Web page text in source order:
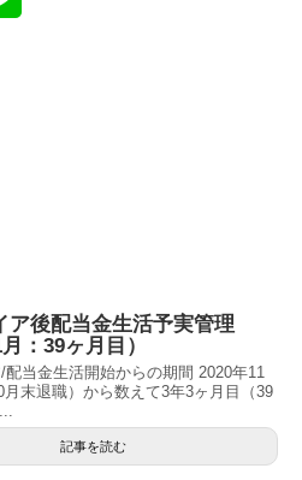
ア後配当金生活予実管理
月：39ヶ月目）
配当金生活開始からの期間 2020年11
月末退職）から数えて3年3ヶ月目（39
記事を読む